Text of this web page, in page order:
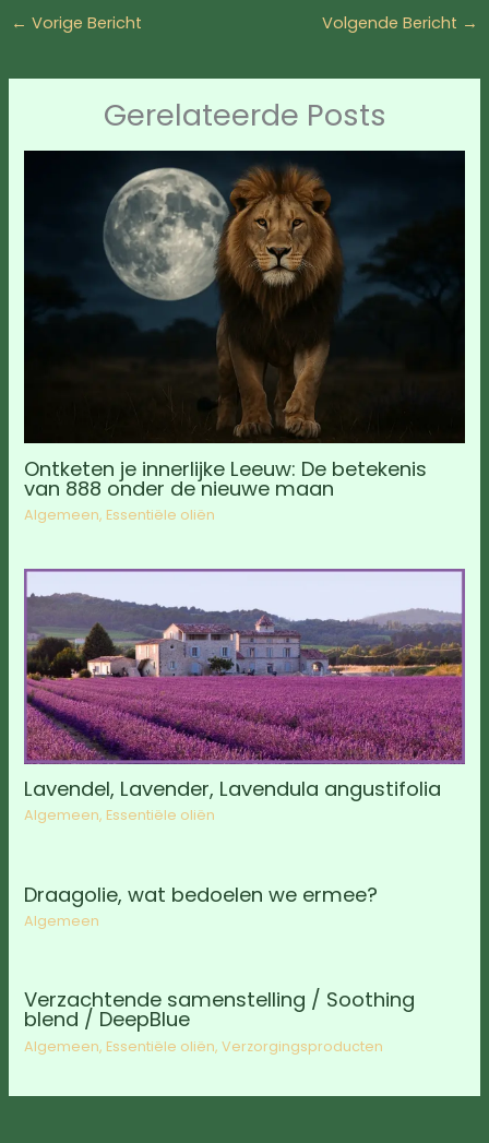
← Vorige Bericht Volgende Bericht →
Gerelateerde Posts
Ontketen je innerlijke Leeuw: De betekenis
van 888 onder de nieuwe maan
Algemeen, Essentiële oliën
Lavendel, Lavender, Lavendula angustifolia
Algemeen, Essentiële oliën
Draagolie, wat bedoelen we ermee?
Algemeen
Verzachtende samenstelling / Soothing
blend / DeepBlue
Algemeen, Essentiële oliën,Verzorgingsproducten